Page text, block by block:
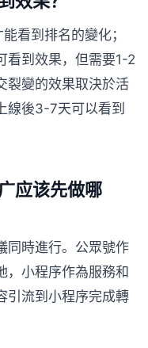
看到排名的變化；
看到效果，但需要1-2
裂變的效果取決於活
線後3-7天可以看到
应该先做哪
同時進行。公眾號作
，小程序作為服務和
引流到小程序完成轉